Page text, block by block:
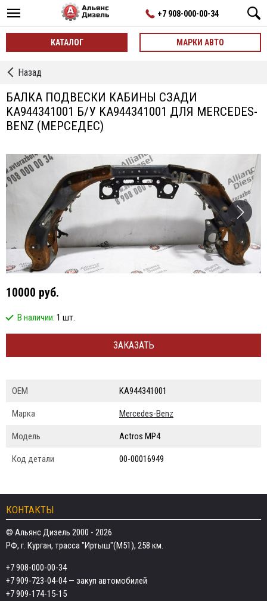
+7 908-000-00-34
КАТАЛОГ МАРКИ АВТО
←
Кабины
Назад
БАЛКА ПОДВЕСКИ КАБИНЫ СЗАДИ
KA944341001 Б/У KA944341001 ДЛЯ MERCEDES-
BENZ (МЕРСЕДЕС)
10000 руб.
В наличии: 1 шт.
ЗАКАЗАТЬ
ОЕМ KA944341001
Марка Mercedes-Benz
Модель Actros MP4
Код детали 00-00016949
КОНТАКТЫ
© Альянс Дизель 2000 - 2026
РФ, г. Курган, трасса "Иртыш"(М51), 258 км.
+7 908-000-00-34
+7 909-723-04-04— закуп автомобилей
+7 909-174-15-15